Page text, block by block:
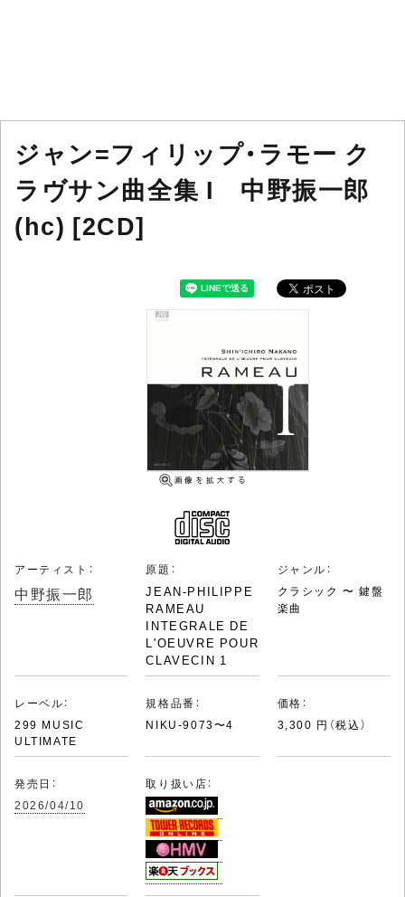
ジャン=フィリップ・ラモー ク
ラヴサン曲全集 I 中野振一郎
(hc) [2CD]
アーティスト：
中野振一郎
原題：
JEAN-PHILIPPE
RAMEAU
INTEGRALE DE
L'OEUVRE POUR
CLAVECIN 1
ジャンル：
クラシック 〜 鍵盤
楽曲
レーベル：
299 MUSIC
ULTIMATE
規格品番：
NIKU-9073〜4
価格：
3,300 円（税込）
発売日：
2026/04/10
取り扱い店：